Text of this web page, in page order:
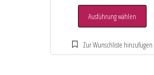
Ausführung wählen